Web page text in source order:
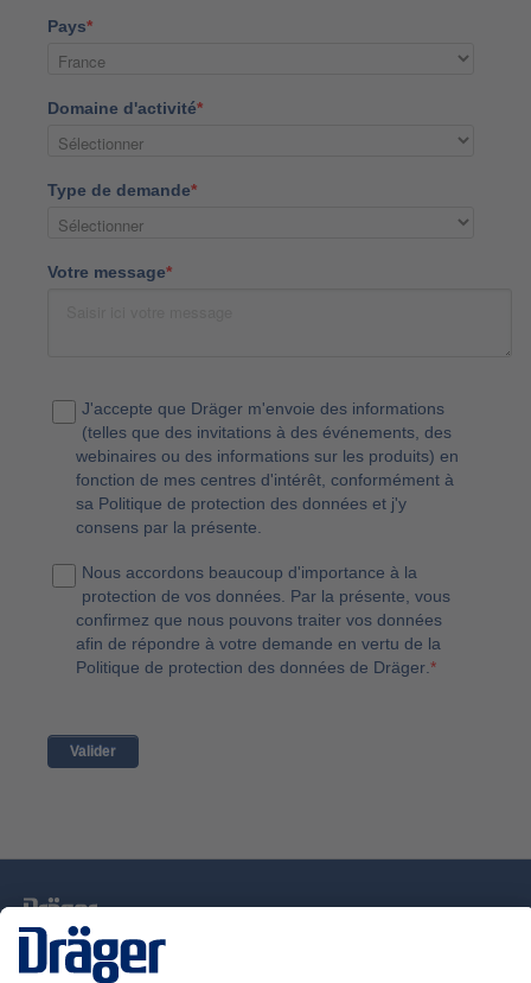
Pays*
Domaine d'activité*
Type de demande*
Votre message*
J'accepte que Dräger m'envoie des informations
(telles que des invitations à des événements, des
webinaires ou des informations sur les produits) en
fonction de mes centres d'intérêt, conformément à
sa Politique de protection des données et j'y
consens par la présente.
Nous accordons beaucoup d'importance à la
protection de vos données. Par la présente, vous
confirmez que nous pouvons traiter vos données
afin de répondre à votre demande en vertu de la
Politique de protection des données de Dräger .*
La technologiepour la vie